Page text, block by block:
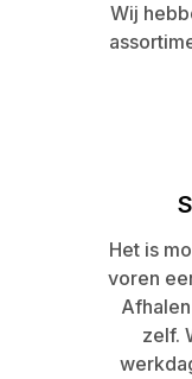
Wij
Het is
voren
zelf.